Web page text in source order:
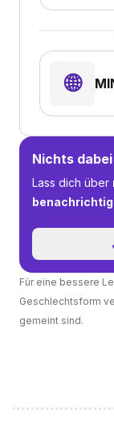
🌐
Nichts
Lass dich über
Für eine bessere
Geschlechtsform
gemeint sind.